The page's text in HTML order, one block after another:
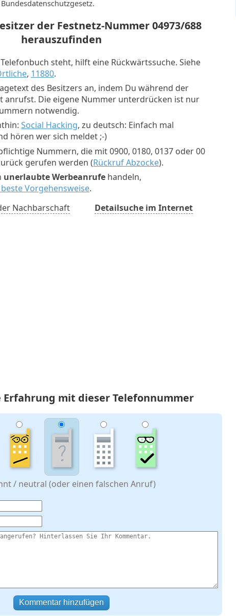
der Festnetz-Nummer04973/688
herauszufinden
steht, hilft eine Rückwärtssuche. Siehe
, 11880.
des Besitzers an, indem Du während der
anrufst. Die eigene Nummer unterdrücken ist nur
notwendig.
Social Hacking, zu deutsch: Einfach mal
hören wer sich meldet ;-)
Nummern, die mit 0900, 0180, 0137 oder 00
gerufen werden (Rückruf Abzocke).
unerlaubte Werbeanrufe handeln,
Vorgehensweise.
Nachbarschaft
Detailsuche im Internet
Erfahrung mit dieser Telefonnummer
/ neutral (oder einen falschen Anruf)
Kommentar hinzufügen